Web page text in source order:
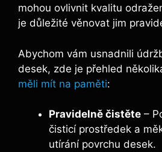
mohou ovlivnit kvalitu
⁤je důležité věnovat jim
Abychom vám usnadnili
desek, zde je přehled
měli ‍mít na paměti:
Pravidelně ‍čistěte –
čisticí prostředek a
utírání⁤ povrchu desek.